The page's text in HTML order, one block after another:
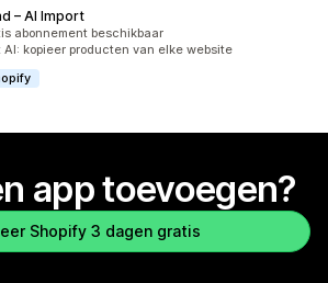
– AI Import
totaal
abonnement beschikbaar
AI: kopieer producten van elke website
app toevoegen?
Shopify 3 dagen gratis